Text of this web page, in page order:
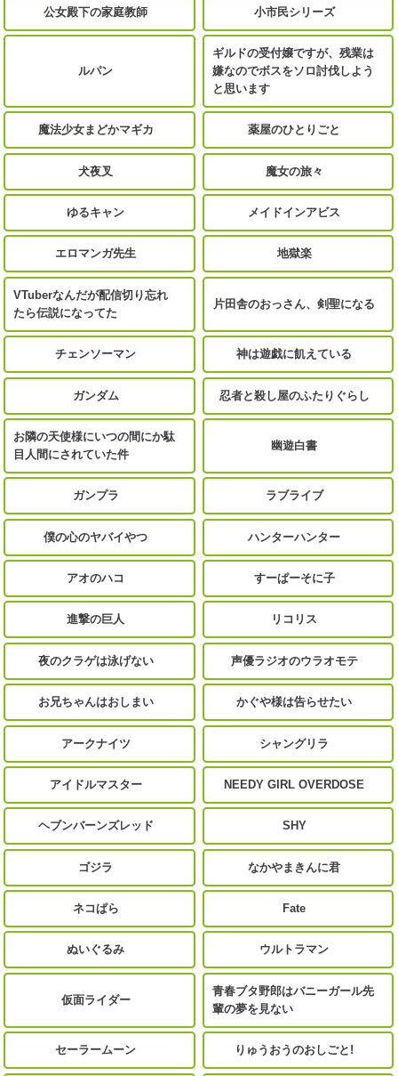
公女殿下の家庭教師 小市民シリーズ
ルパン
ギルドの受付嬢ですが、残業は
嫌なのでボスをソロ討伐しよう
と思います
魔法少女まどかマギカ 薬屋のひとりごと
犬夜叉 魔女の旅々
ゆるキャン メイドインアビス
エロマンガ先生 地獄楽
VTuberなんだが配信切り忘れ
たら伝説になってた
片田舎のおっさん、剣聖になる
チェンソーマン 神は遊戯に飢えている
ガンダム 忍者と殺し屋のふたりぐらし
お隣の天使様にいつの間にか駄
目人間にされていた件
幽遊白書
ガンプラ ラブライブ
僕の心のヤバイやつ ハンターハンター
アオのハコ すーぱーそに子
進撃の巨人 リコリス
夜のクラゲは泳げない 声優ラジオのウラオモテ
お兄ちゃんはおしまい かぐや様は告らせたい
アークナイツ シャングリラ
アイドルマスター NEEDY GIRL OVERDOSE
ヘブンバーンズレッド SHY
ゴジラ なかやまきんに君
ネコぱら Fate
ぬいぐるみ ウルトラマン
仮面ライダー
青春ブタ野郎はバニーガール先
輩の夢を見ない
セーラームーン りゅうおうのおしごと!